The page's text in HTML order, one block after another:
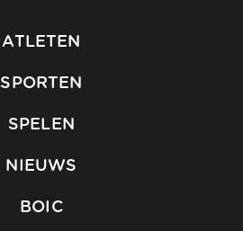
ATLETEN
SPORTEN
SPELEN
NIEUWS
BOIC